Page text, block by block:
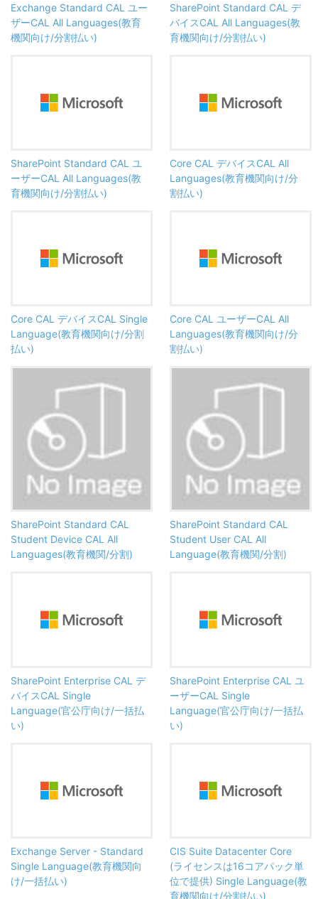
Exchange Standard CAL ユー
ザーCAL All Languages(教育
機関向け/分割払い)
SharePoint Standard CAL デ
バイスCAL All Languages(教
育機関向け/分割払い)
SharePoint Standard CAL ユ
ーザーCAL All Languages(教
育機関向け/分割払い)
Core CAL デバイスCAL All
Languages(教育機関向け/分
割払い)
Core CAL デバイスCAL Single
Language(教育機関向け/分割
払い)
Core CAL ユーザーCAL All
Languages(教育機関向け/分
割払い)
SharePoint Standard CAL
Student Device CAL All
Languages(教育機関/分割)
SharePoint Standard CAL
Student User CAL All
Language(教育機関/分割)
SharePoint Enterprise CAL デ
バイスCAL Single
Language(官公庁向け/一括払
い)
SharePoint Enterprise CAL ユ
ーザーCAL Single
Language(官公庁向け/一括払
い)
Exchange Server - Standard
Single Language(教育機関向
け/一括払い)
CIS Suite Datacenter Core
(ライセンスは16コアパック単
位で提供) Single Language(教
育機関向け/分割払い)